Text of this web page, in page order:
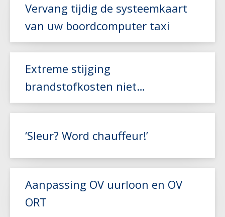
Lees meer
Vervang tijdig de systeemkaart
van uw boordcomputer taxi
Extreme stijging
brandstofkosten niet
gecompenseerd door NEA-index
Lees meer
‘Sleur? Word chauffeur!’
Aanpassing OV uurloon en OV
ORT